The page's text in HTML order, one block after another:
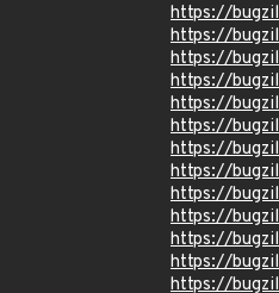
https://
https://
https://
https://
https://
https://
https://
https://
https://
https://
https://
https://
https://